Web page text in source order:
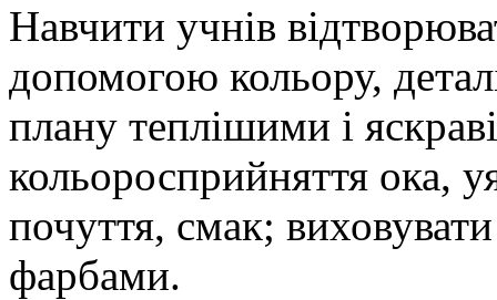
Навчити учнів
допомогою кольору,
плану теплішими і
кольоросприйняття ока,
почуття, смак;
фарбами.